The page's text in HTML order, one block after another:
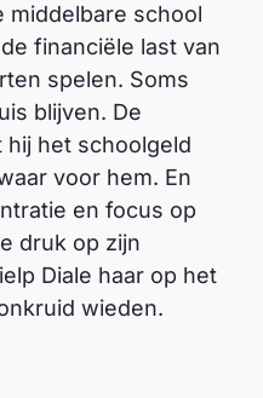
middelbare school
financiële last van
spelen. Soms
blijven. De
het schoolgeld
voor hem. En
en focus op
druk op zijn
Diale haar op het
wieden.